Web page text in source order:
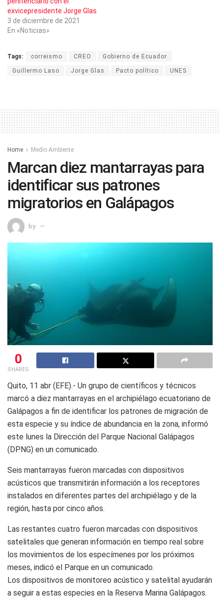
exvicepresidente Jorge Glas
3 de diciembre de 2021
En «Noticias»
Tags: correismo CREO Gobierno de Ecuador
Guillermo Laso Jorge Glas Pacto político UNES
Home Medio Ambiente
Marcan diez mantarrayas para
identificar sus patrones
migratorios en Galápagos
by
0
SHARES
Quito, 11 abr (EFE).- Un grupo de científicos y técnicos
marcó a diez mantarrayas en el archipiélago ecuatoriano de
Galápagos a fin de identificar los patrones de migración de
esta especie y su índice de abundancia en la zona, informó
este lunes la Dirección del Parque Nacional Galápagos
(DPNG) en un comunicado.
Seis mantarrayas fueron marcadas con dispositivos
acústicos que transmitirán información a los receptores
instalados en diferentes partes del archipiélago y de la
región, hasta por cinco años.
Las restantes cuatro fueron marcadas con dispositivos
satelitales que generan información en tiempo real sobre
los movimientos de los especímenes por los próximos
meses, indicó el Parque en un comunicado.
Los dispositivos de monitoreo acústico y satelital ayudarán
a seguir a estas especies en la Reserva Marina Galápagos.